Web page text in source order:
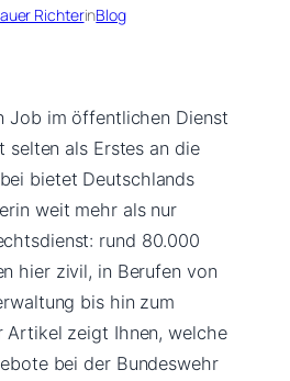
RichterinBlog
Job im öffentlichen Dienst
selten als Erstes an die
bietet Deutschlands
weit mehr als nur
rund 80.000
hier zivil, in Berufen von
bis hin zum
Artikel zeigt Ihnen, welche
bei der Bundeswehr